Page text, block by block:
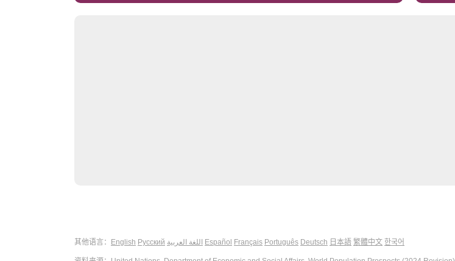
其他语言： English Русский اللغة العربية Español Français Português Deutsch 日本語 繁體中文 한국어